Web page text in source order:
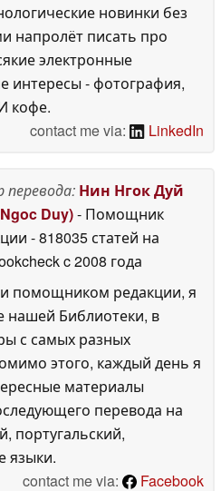
новинки без
напролёт писать про
электронные
интересы - фотография,
кофе.
contact me via:
LinkedIn
перевода: Нин Нгок Дуй
Duy)- Помощник
- 818035 статей на
c 2008 года
помощником редакции, я
нашей Библиотеки, в
с самых разных
этого, каждый день я
материалы
перевода на
португальский,
языки.
contact me via:
Facebook